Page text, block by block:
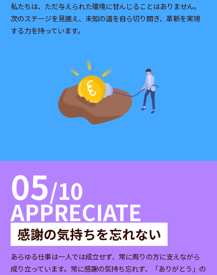
私たちは、ただ与えられた環境に甘んじることはありません。
次のステージを見据え、未知の道を自ら切り開き、革新を実現
する力を持っています。
05/10
APPRECIATE
感謝の気持ちを忘れない
あらゆる仕事は一人では成立せず、常に周りの方に支えながら
成り立っています。常に感謝の気持ち忘れず、「ありがとう」の